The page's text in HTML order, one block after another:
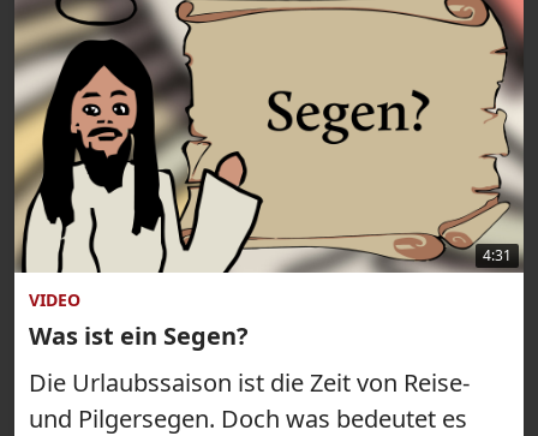
4:31
VIDEO
Was ist ein Segen?
Die Urlaubssaison ist die Zeit von Reise-
und Pilgersegen. Doch was bedeutet es